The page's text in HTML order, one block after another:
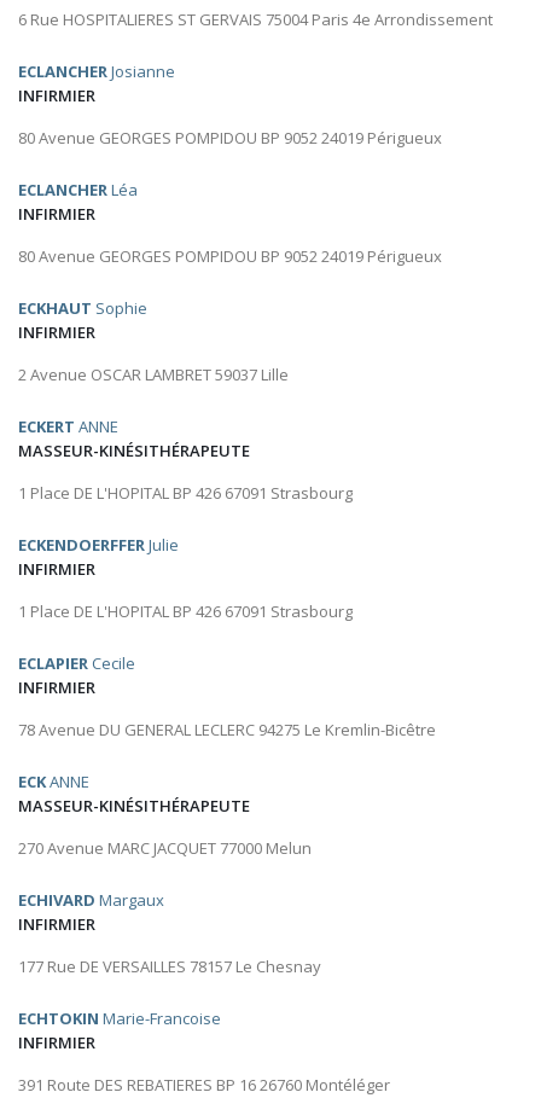
6 Rue HOSPITALIERES ST GERVAIS 75004 Paris 4e Arrondissement
ECLANCHERJosianne
INFIRMIER
80 Avenue GEORGES POMPIDOU BP 9052 24019 Périgueux
ECLANCHERLéa
INFIRMIER
80 Avenue GEORGES POMPIDOU BP 9052 24019 Périgueux
ECKHAUT Sophie
INFIRMIER
2 Avenue OSCAR LAMBRET 59037 Lille
ECKERT ANNE
MASSEUR-KINÉSITHÉRAPEUTE
1 Place DE L'HOPITAL BP 426 67091 Strasbourg
ECKENDOERFFERJulie
INFIRMIER
1 Place DE L'HOPITAL BP 426 67091 Strasbourg
ECLAPIER Cecile
INFIRMIER
78 Avenue DU GENERAL LECLERC 94275 Le Kremlin-Bicêtre
ECKANNE
MASSEUR-KINÉSITHÉRAPEUTE
270 Avenue MARC JACQUET 77000 Melun
ECHIVARD Margaux
INFIRMIER
177 Rue DE VERSAILLES 78157 Le Chesnay
ECHTOKIN Marie-Francoise
INFIRMIER
391 Route DES REBATIERES BP 16 26760 Montéléger